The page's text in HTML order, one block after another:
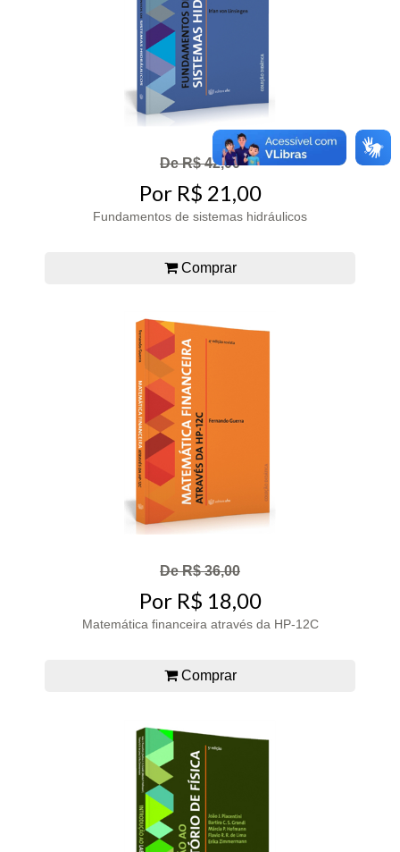
De R$ 42,00
Por R$ 21,00
Fundamentos de sistemas hidráulicos
Comprar
De R$ 36,00
Por R$ 18,00
Matemática financeira através da HP-12C
Comprar